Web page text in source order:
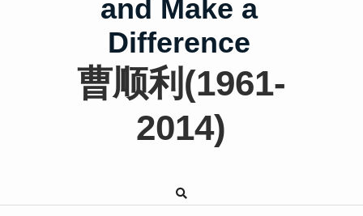
and Make a
Difference
曹顺利(1961-
2014)